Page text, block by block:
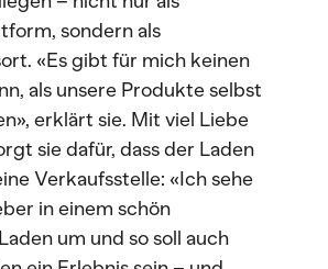
sondern als
«Es gibt für mich keinen
als unsere Produkte selbst
erklärt sie. Mit viel Liebe
sie dafür, dass der Laden
Verkaufsstelle: «Ich sehe
in einem schön
um und so soll auch